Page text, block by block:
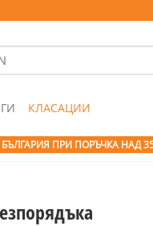
КЛАСАЦИИ
ПРИ ПОРЪЧКА НАД